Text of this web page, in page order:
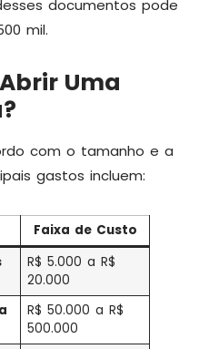
documentos pode
mil.
Uma
com o tamanho e a
gastos incluem:
Faixa de Custo
R$ 5.000 a R$
20.000
R$ 50.000 a R$
500.000